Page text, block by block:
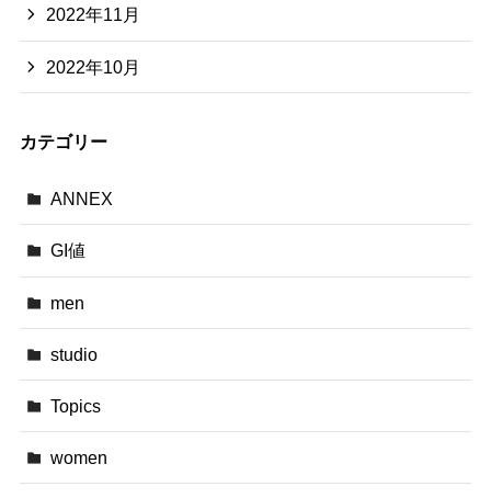
2022年11月
2022年10月
カテゴリー
ANNEX
GI値
men
studio
Topics
women